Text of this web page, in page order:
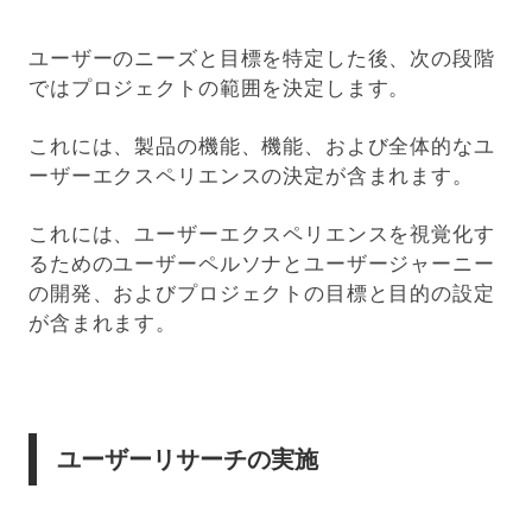
ユーザーのニーズと目標を特定した後、次の段階
ではプロジェクトの範囲を決定します。
これには、製品の機能、機能、および全体的なユ
ーザーエクスペリエンスの決定が含まれます。
これには、ユーザーエクスペリエンスを視覚化す
るためのユーザーペルソナとユーザージャーニー
の開発、およびプロジェクトの目標と目的の設定
が含まれます。
ユーザーリサーチの実施